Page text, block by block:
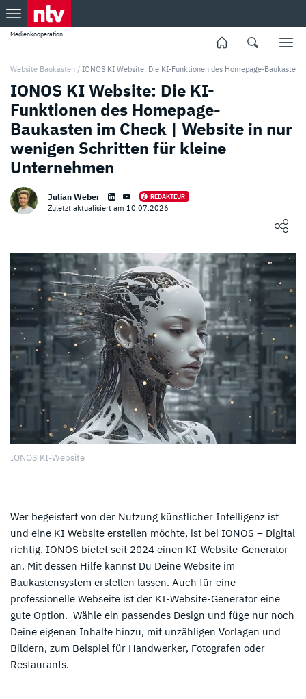
Medienkooperation
Website Baukasten / IONOS KI Website: Die KI-Funktionen des Homepage-Baukasten
IONOS KI Website: Die KI-
Funktionen des Homepage-
Baukasten im Check | Website in nur
wenigen Schritten für kleine
Unternehmen
Julian Weber REDAKTEUR
Zuletzt aktualisiert am 10.07.2026
IONOS KI-Website
Wer begeistert von der Nutzung künstlicher Intelligenz ist
und eine KI Website erstellen möchte, ist bei IONOS – Digital
richtig. IONOS bietet seit 2024 einen KI-Website-Generator
an. Mit dessen Hilfe kannst Du Deine Website im
Baukastensystem erstellen lassen. Auch für eine
professionelle Webseite ist der KI-Website-Generator eine
gute Option. Wähle ein passendes Design und füge nur noch
Deine eigenen Inhalte hinzu, mit unzähligen Vorlagen und
Bildern, zum Beispiel für Handwerker, Fotografen oder
Restaurants.